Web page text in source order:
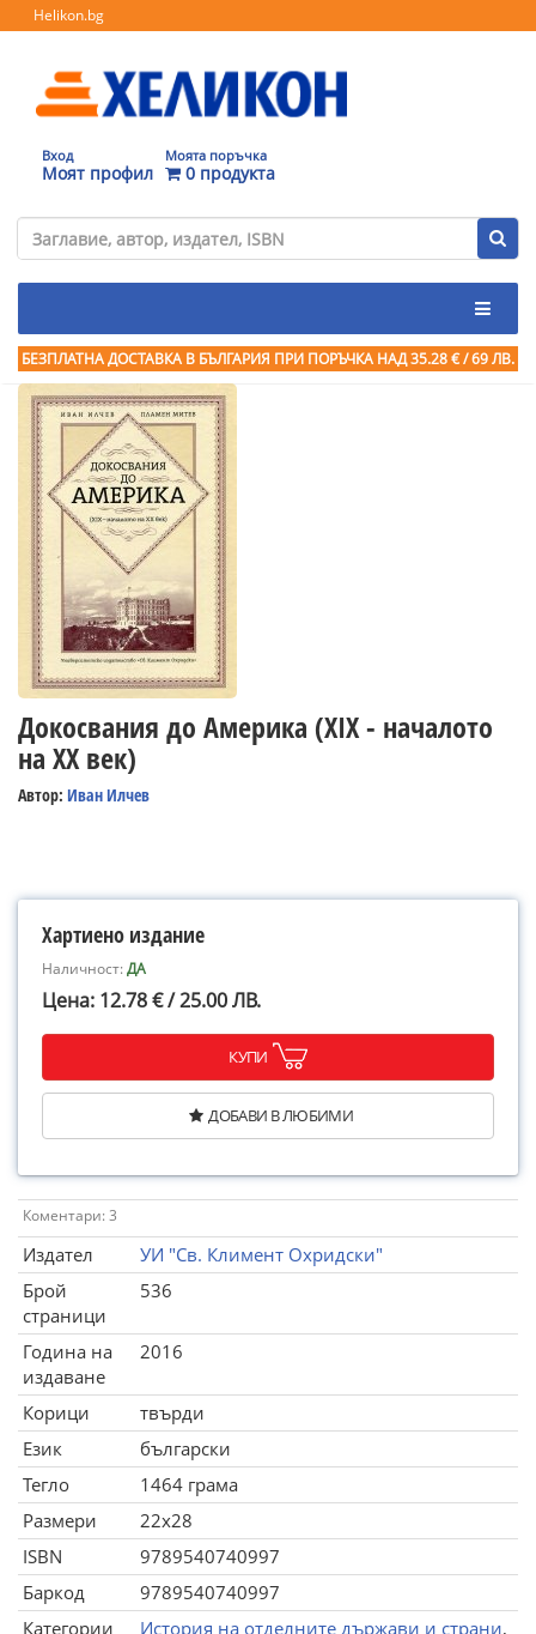
Helikon.bg
Вход
Моят профил
Моята поръчка
0 продукта
БЕЗПЛАТНА ДОСТАВКА В БЪЛГАРИЯ ПРИ ПОРЪЧКА НАД 35.28 € / 69 ЛВ.
Докосвания до Америка (XIX - началото
на XX век)
Автор: Иван Илчев
Хартиено издание
Наличност:ДА
Цена: 12.78 € / 25.00 ЛВ.
КУПИ
ДОБАВИ В ЛЮБИМИ
Коментари: 3
Издател
УИ "Св. Климент Охридски"
Брой
страници
536
Година на
издаване
2016
Корици
твърди
Език
български
Тегло
1464 грама
Размери
22x28
ISBN
9789540740997
Баркод
9789540740997
Категории
История на отделните държави и страни,